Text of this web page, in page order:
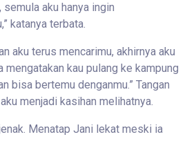
semula aku hanya ingin
katanya terbata.
aku terus mencarimu, akhirnya aku
kau pulang ke kampung
bisa bertemu denganmu.” Tangan
menjadi kasihan melihatnya.
Menatap Jani lekat meski ia